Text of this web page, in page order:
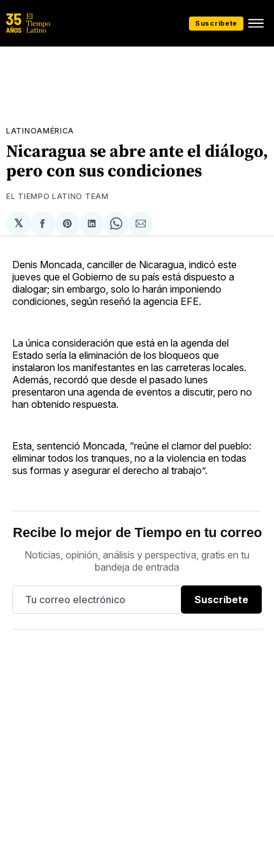
Suscríbete
LATINOAMÉRICA
Nicaragua se abre ante el diálogo,
pero con sus condiciones
EL TIEMPO LATINO TEAM
𝕏
Compartir
en
Share
on
Compartir
en
Share
on
Compartir
via
Denis Moncada, canciller de Nicaragua, indicó este
jueves que el Gobierno de su país está dispuesto a
dialogar; sin embargo, solo lo harán imponiendo
condiciones, según reseñó la agencia EFE.
La única consideración que está en la agenda del
Estado sería la eliminación de los bloqueos que
instalaron los manifestantes en las carreteras locales.
Además, recordó que desde el pasado lunes
presentaron una agenda de eventos a discutir, pero no
han obtenido respuesta.
Esta, sentenció Moncada, “reúne el clamor del pueblo:
eliminar todos los tranques, no a la violencia en todas
sus formas y asegurar el derecho al trabajo”.
Recibe lo mejor de Tiempo en tu correo
Noticias, opinión, análisis y perspectiva, gratis en tu
bandeja de entrada
Suscríbete